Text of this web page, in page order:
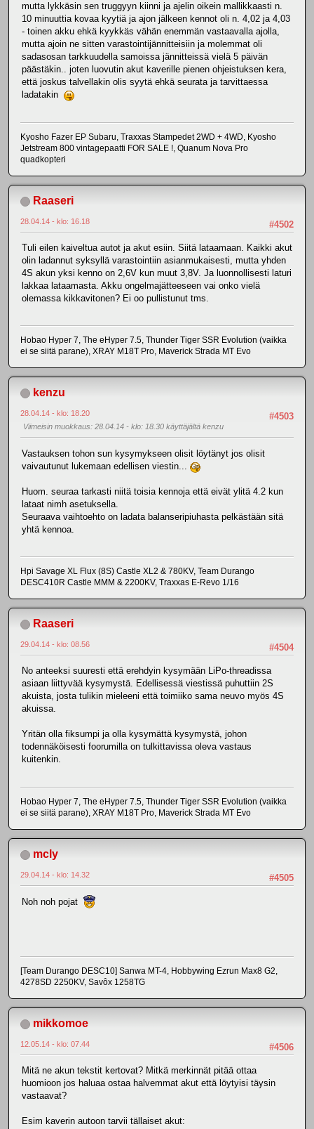
mutta lykkäsin sen truggyyn kiinni ja ajelin oikein mallikkaasti n.
10 minuuttia kovaa kyytiä ja ajon jälkeen kennot oli n. 4,02 ja 4,03
- toinen akku ehkä kyykkäs vähän enemmän vastaavalla ajolla,
mutta ajoin ne sitten varastointijännitteisiin ja molemmat oli
sadasosan tarkkuudella samoissa jännitteissä vielä 5 päivän
päästäkin.. joten luovutin akut kaverille pienen ohjeistuksen kera,
että joskus talvellakin olis syytä ehkä seurata ja tarvittaessa
ladatakin
Kyosho Fazer EP Subaru, Traxxas Stampedet 2WD + 4WD, Kyosho
Jetstream 800 vintagepaatti FOR SALE !, Quanum Nova Pro
quadkopteri
Raaseri
#4502
28.04.14 - klo: 16.18
Tuli eilen kaiveltua autot ja akut esiin. Siitä lataamaan. Kaikki akut
olin ladannut syksyllä varastointiin asianmukaisesti, mutta yhden
4S akun yksi kenno on 2,6V kun muut 3,8V. Ja luonnollisesti laturi
lakkaa lataamasta. Akku ongelmajätteeseen vai onko vielä
olemassa kikkavitonen? Ei oo pullistunut tms.
Hobao Hyper 7, The eHyper 7.5, Thunder Tiger SSR Evolution (vaikka
ei se siitä parane), XRAY M18T Pro, Maverick Strada MT Evo
kenzu
#4503
28.04.14 - klo: 18.20
Viimeisin muokkaus: 28.04.14 - klo: 18.30 käyttäjältä kenzu
Vastauksen tohon sun kysymykseen olisit löytänyt jos olisit
vaivautunut lukemaan edellisen viestin...
Huom. seuraa tarkasti niitä toisia kennoja että eivät ylitä 4.2 kun
lataat nimh asetuksella.
Seuraava vaihtoehto on ladata balanseripiuhasta pelkästään sitä
yhtä kennoa.
Hpi Savage XL Flux (8S) Castle XL2 & 780KV, Team Durango
DESC410R Castle MMM & 2200KV, Traxxas E-Revo 1/16
Raaseri
#4504
29.04.14 - klo: 08.56
No anteeksi suuresti että erehdyin kysymään LiPo-threadissa
asiaan liittyvää kysymystä. Edellisessä viestissä puhuttiin 2S
akuista, josta tulikin mieleeni että toimiiko sama neuvo myös 4S
akuissa.
Yritän olla fiksumpi ja olla kysymättä kysymystä, johon
todennäköisesti foorumilla on tulkittavissa oleva vastaus
kuitenkin.
Hobao Hyper 7, The eHyper 7.5, Thunder Tiger SSR Evolution (vaikka
ei se siitä parane), XRAY M18T Pro, Maverick Strada MT Evo
mcly
#4505
29.04.14 - klo: 14.32
Noh noh pojat
[Team Durango DESC10] Sanwa MT-4, Hobbywing Ezrun Max8 G2,
4278SD 2250KV, Savôx 1258TG
mikkomoe
#4506
12.05.14 - klo: 07.44
Mitä ne akun tekstit kertovat? Mitkä merkinnät pitää ottaa
huomioon jos haluaa ostaa halvemmat akut että löytyisi täysin
vastaavat?
Esim kaverin autoon tarvii tällaiset akut: